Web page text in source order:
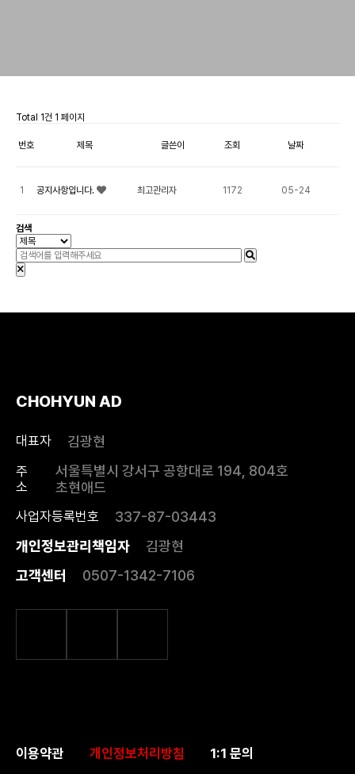
Total 1건 1 페이지
번호 제목 글쓴이 조회 날짜
1 공지사항입니다. 최고관리자 1172 05-24
검색
CHOHYUN AD
대표자 김광현
주
소
서울특별시 강서구 공항대로 194, 804호
초현애드
사업자등록번호
337-87-03443
개인정보관리책임자
김광현
고객센터
0507-1342-7106
이용약관 개인정보처리방침 1:1 문의